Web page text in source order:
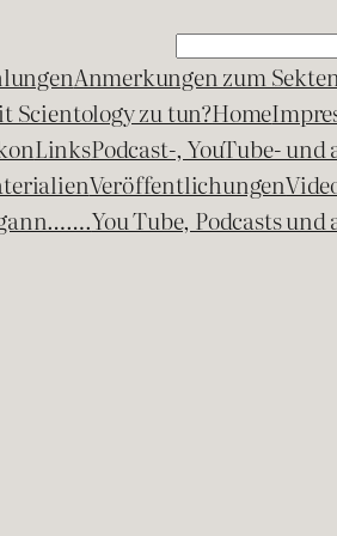
Suchen
Anmerkungen zum
Scientology zu tun?Home
LinksPodcast-, YouTube- und
Veröffentlichungen
You Tube, Podcasts